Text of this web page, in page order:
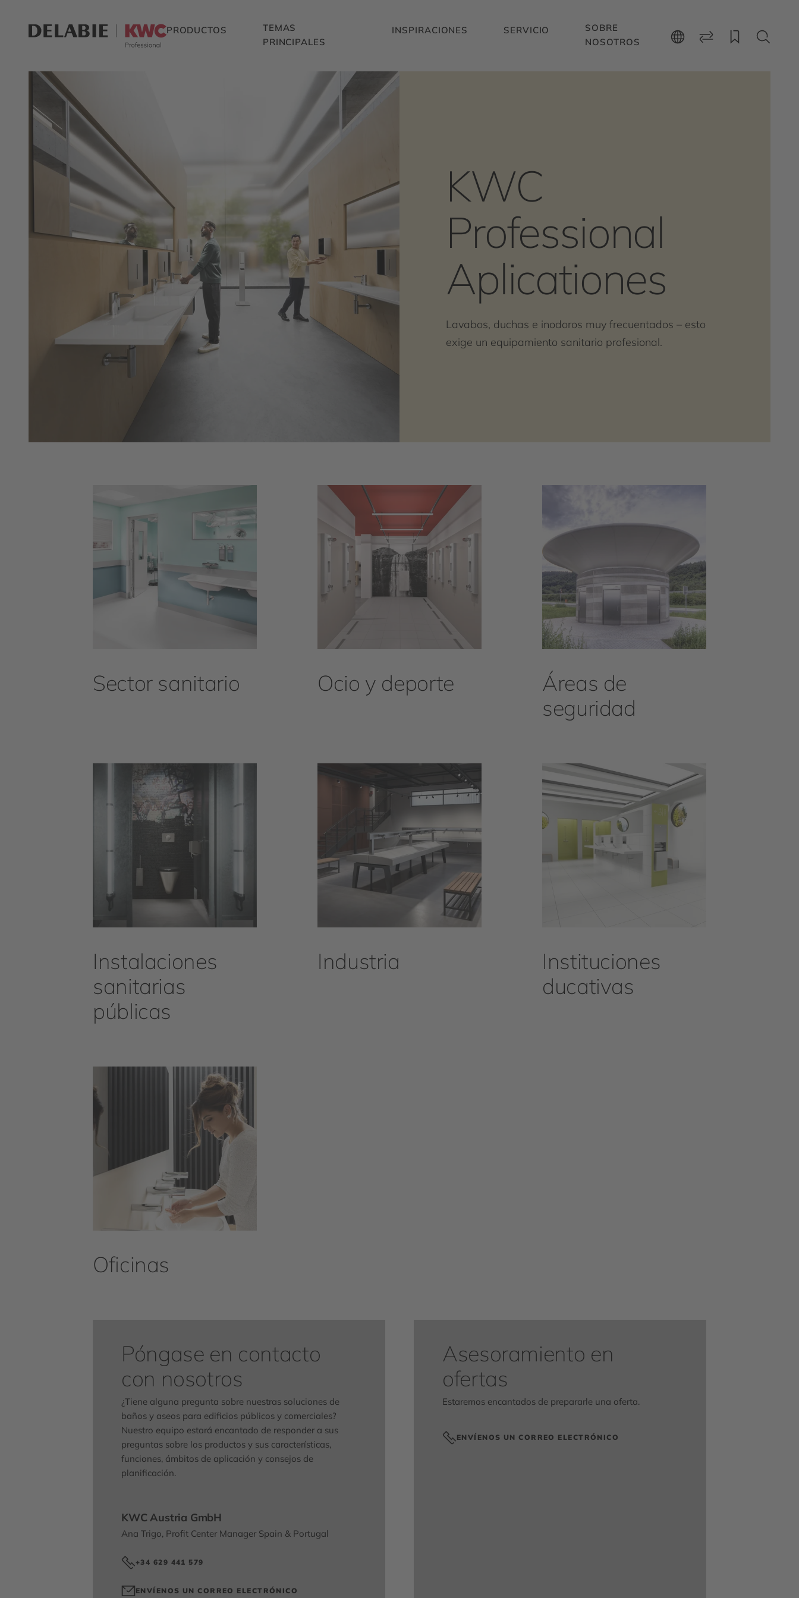
PRODUCTOS
TEMAS
PRINCIPALES
INSPIRACIONES SERVICIO
SOBRE
NOSOTROS
KWC
Professional
Aplicationes
Lavabos, duchas e inodoros muy frecuentados – esto
exige un equipamiento sanitario profesional.
Sector sanitario Ocio y deporte
Áreas de
seguridad
Instalaciones
sanitarias
públicas
Industria
Instituciones
ducativas
Oficinas
Póngase en contacto
con nosotros
¿Tiene alguna pregunta sobre nuestras soluciones de
baños y aseos para edificios públicos y comerciales?
Nuestro equipo estará encantado de responder a sus
preguntas sobre los productos y sus características,
funciones, ámbitos de aplicación y consejos de
planificación.
KWC Austria GmbH
Ana Trigo, Profit Center Manager Spain & Portugal
+34 629 441 579
ENVÍENOS UN CORREO ELECTRÓNICO
Asesoramiento en
ofertas
Estaremos encantados de prepararle una oferta.
ENVÍENOS UN CORREO ELECTRÓNICO